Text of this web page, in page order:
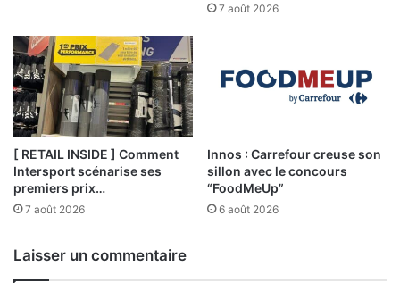
7 août 2026
[ RETAIL INSIDE ] Comment
Intersport scénarise ses
premiers prix…
7 août 2026
Innos : Carrefour creuse son
sillon avec le concours
“FoodMeUp”
6 août 2026
Laisser un commentaire